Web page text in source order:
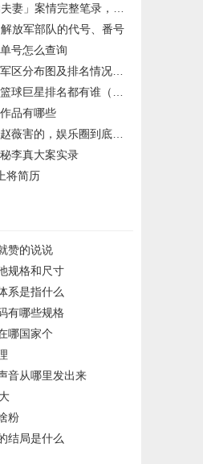
情完整笔录，凶手灭绝人性！|杀人狂魔004
放军部队的代号、番号
号怎么查询
分布图及排名情况详细解读！
排名都有谁（篮球排行榜前十名）
品有哪些
圈到底有多乱，昔日往事一件一件都被扒出，你是怎么
李真大案实录
将简历
赞的说说
规格和尺寸
系是指什么
有哪些规格
哪国家个
音从哪里发出来
粉
结局是什么